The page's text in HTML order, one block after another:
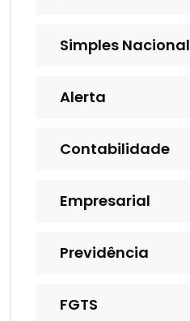
Simples Nacional
Alerta
Contabilidade
Empresarial
Previdência
FGTS